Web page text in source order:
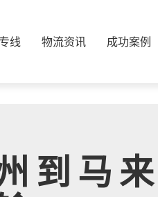
线 物流资讯 成功案例
到马